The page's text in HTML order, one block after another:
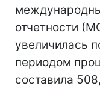
отчетности
увеличилась
периодом
составила